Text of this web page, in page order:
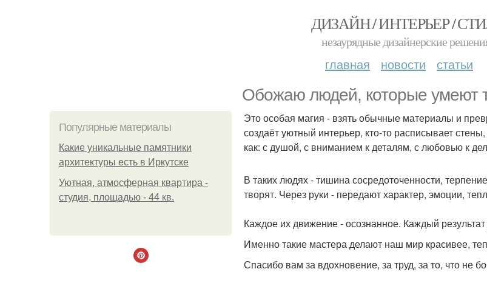
ДИЗАЙН / ИНТЕРЬЕР /
незаурядные дизайнерские
главная новости статьи
Обожаю людей, которые умеют
Популярные материалы
Какие уникальные памятники
архитектуры есть в Иркутске
Уютная, атмосферная квартира -
студия, площадью - 44 кв.
Это особая магия - взять обычные материалы и
создаёт уютный интерьер, кто-то расписывает
как: с душой, с вниманием к деталям, с любовью к
В таких людях - тишина сосредоточенности,
творят. Через руки - передают характер, эмоции,
Каждое их движение - осознанное. Каждый результат
Именно такие мастера делают наш мир красивее,
Спасибо вам за вдохновение, за труд, за то, что не